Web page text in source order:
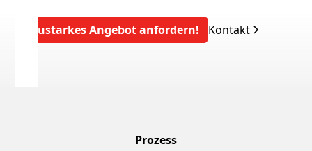
Saustarkes Angebot anfordern! Kontakt
Prozess